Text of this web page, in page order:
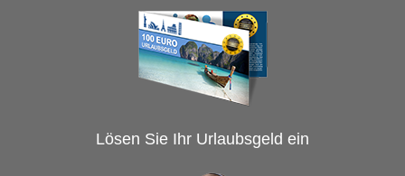
Lösen Sie Ihr Urlaubsgeld ein